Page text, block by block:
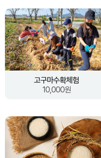
고구마수확체험
10,000원